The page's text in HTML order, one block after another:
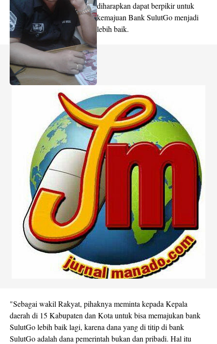
diharapkan dapat berpikir untuk
kemajuan Bank SulutGo menjadi
lebih baik.
"Sebagai wakil Rakyat, pihaknya meminta kepada Kepala
daerah di 15 Kabupaten dan Kota untuk bisa memajukan bank
SulutGo lebih baik lagi, karena dana yang di titip di bank
SulutGo adalah dana pemerintah bukan dan pribadi. Hal itu